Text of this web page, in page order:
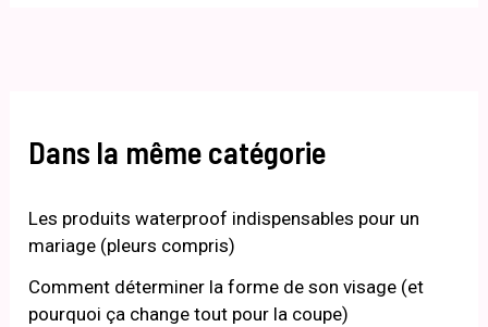
Dans la même catégorie
Les produits waterproof indispensables pour un
mariage (pleurs compris)
Comment déterminer la forme de son visage (et
pourquoi ça change tout pour la coupe)